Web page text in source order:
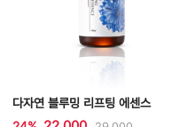
다자연 블루밍 리프팅 에센스